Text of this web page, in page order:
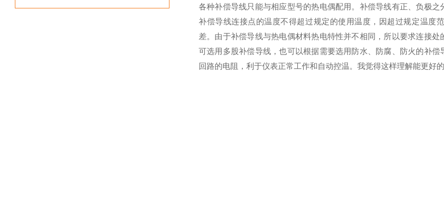
各种补偿导线只能与相应型号的热电偶配用。补偿导线有正、负极
补偿导线连接点的温度不得超过规定的使用温度，因超过规定温度
差。由于补偿导线与热电偶材料热电特性并不相同，所以要求连接
可选用多股补偿导线，也可以根据需要选用防水、防腐、防火的补
回路的电阻，利于仪表正常工作和自动控温。我觉得这样理解能更好的